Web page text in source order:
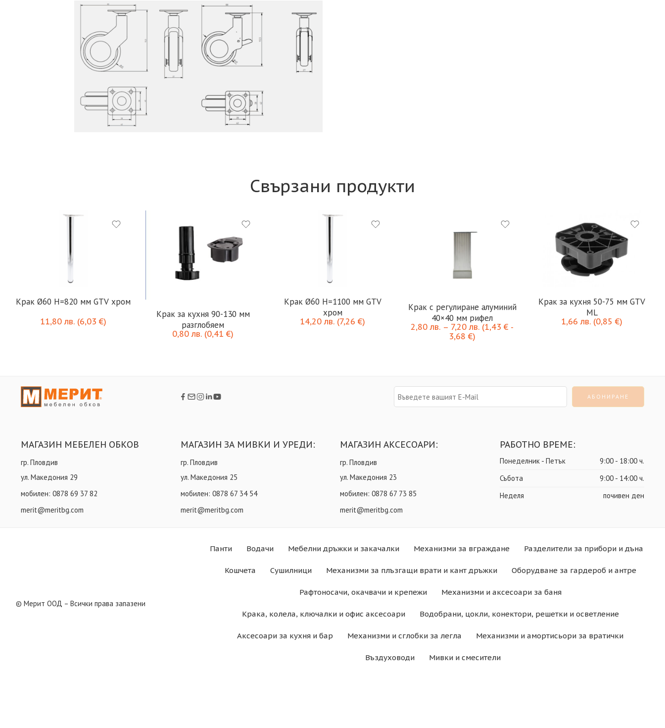
Свързани продукти
Крак Ø60 H=820 мм GTV хром
11,80лв. (6,03€)
Крак за кухня 90-130 мм
разглобяем
0,80лв. (0,41€)
Крак Ø60 H=1100 мм GTV
хром
14,20лв. (7,26€)
Крак с регулиране алуминий
40×40 мм рифел
2,80лв. – 7,20лв. (1,43€ -
3,68€)
Крак за кухня 50-75 мм GTV
ML
1,66лв. (0,85€)
МАГАЗИН МЕБЕЛЕН ОБКОВ
гр. Пловдив
ул. Македония 29
мобилен: 0878 69 37 82
merit@meritbg.com
МАГАЗИН ЗА МИВКИ И УРЕДИ:
гр. Пловдив
ул. Македония 25
мобилен: 0878 67 34 54
merit@meritbg.com
МАГАЗИН АКСЕСОАРИ:
гр. Пловдив
ул. Македония 23
мобилен: 0878 67 73 85
merit@meritbg.com
РАБОТНО ВРЕМЕ:
Понеделник - Петък
9:00 - 18:00 ч.
Събота
9:00 - 14:00 ч.
Неделя
почивен ден
© Мерит ООД – Всички права запазени
Панти Водачи Мебелни дръжки и закачалки Механизми за вграждане Разделители за прибори и дъна
Кошчета Сушилници Механизми за плъзгащи врати и кант дръжки Оборудване за гардероб и антре
Рафтоносачи, окачвачи и крепежи Механизми и аксесоари за баня
Крака, колела, ключалки и офис аксесоари Водобрани, цокли, конектори, решетки и осветление
Аксесоари за кухня и бар Механизми и сглобки за легла Механизми и амортисьори за вратички
Въздуховоди Мивки и смесители